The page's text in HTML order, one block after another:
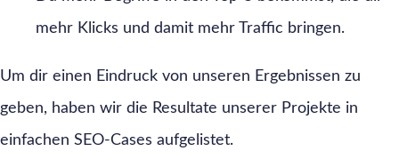
mehr Klicks und damit mehr Traffic bringen.
Um dir einen Eindruck von unseren Ergebnissen zu
geben, haben wir die Resultate unserer Projekte in
einfachen SEO-Cases aufgelistet.